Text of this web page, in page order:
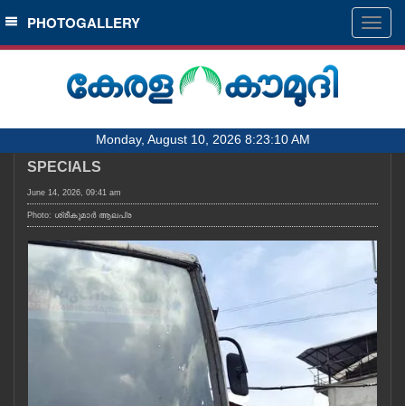
SECTIONS
HOME
NOTIFIED NEWS
KERALA
LOCAL
PHOTOGALLERY
Monday, August 10, 2026 8:23:10 AM
SPECIALS
June 14, 2026, 09:41 am
Photo: ശ്രീകുമാർ ആലപ്ര